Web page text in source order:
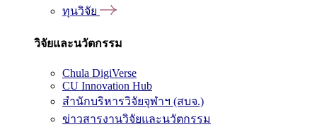
ทุนวิจัย
วิจัยและนวัตกรรม
Chula DigiVerse
CU Innovation Hub
สำนักบริหารวิจัยจุฬาฯ (สบจ.)
ข่าวสารงานวิจัยและนวัตกรรม